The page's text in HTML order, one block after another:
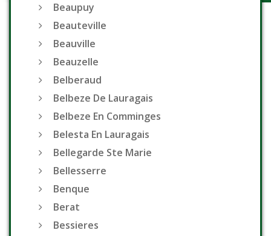
Beaupuy
Beauteville
Beauville
Beauzelle
Belberaud
Belbeze De Lauragais
Belbeze En Comminges
Belesta En Lauragais
Bellegarde Ste Marie
Bellesserre
Benque
Berat
Bessieres